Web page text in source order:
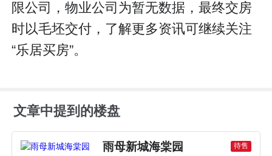
限公司，物业公司为暂无数据，最终交房
时以毛坯交付，了解更多资讯可继续关注
“乐居买房”。
文章中提到的楼盘
雨母新城海棠园 待售